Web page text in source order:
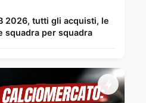
2026, tutti gli acquisti, le
squadra per squadra